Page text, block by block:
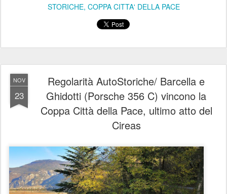
STORICHE COPPA CITTA' DELLA PACE
NOV
23
Regolarità AutoStoriche/ Barcella e
Ghidotti (Porsche 356 C) vincono la
Coppa Città della Pace, ultimo atto del
Cireas